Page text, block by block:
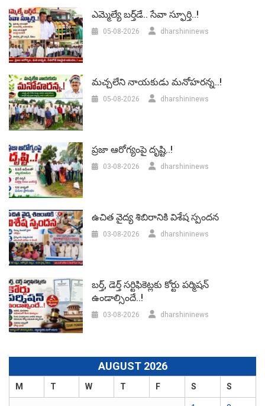
ఎమ్మెల్యే బర్త్‌డే.. సేవా స్ఫూర్తి..!
05-08-2026 dharshininews
మచ్చలేని నాయకుడు మనోహరన్న..!
05-08-2026 dharshininews
ప్రజా ఆరోగ్యంపై దృష్టి..!
03-08-2026 dharshininews
ఉచిత వైద్య శిబిరానికి విశేష స్పందన
03-08-2026 dharshininews
బర్త్, డెర్త్ సర్టిఫికెట్లకు కోర్టు పర్మిషన్
ఉండాల్సిందే..!
03-08-2026 dharshininews
AUGUST 2026
M T W T F S S